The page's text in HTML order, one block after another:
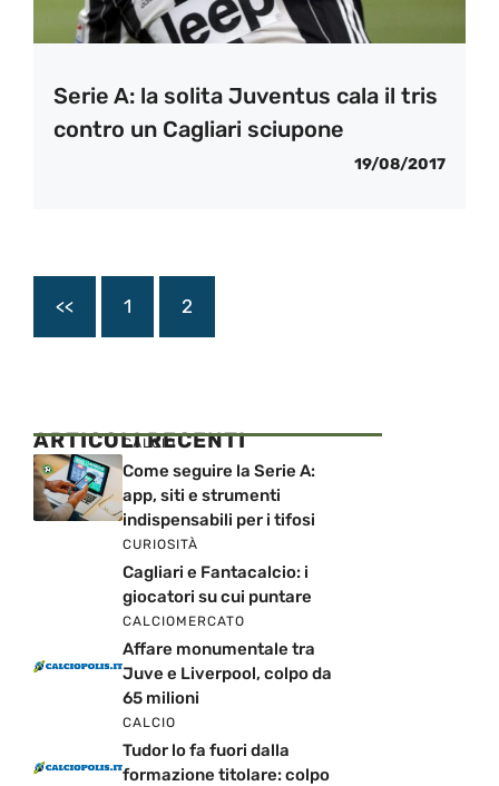
Serie A: la solita Juventus cala il tris
contro un Cagliari sciupone
19/08/2017
<< 1 2
ARTICOLI RECENTI
CALCIO
Come seguire la Serie A:
app, siti e strumenti
indispensabili per i tifosi
CURIOSITÀ
Cagliari e Fantacalcio: i
giocatori su cui puntare
CALCIOMERCATO
Affare monumentale tra
Juve e Liverpool, colpo da
65 milioni
CALCIO
Tudor lo fa fuori dalla
formazione titolare: colpo